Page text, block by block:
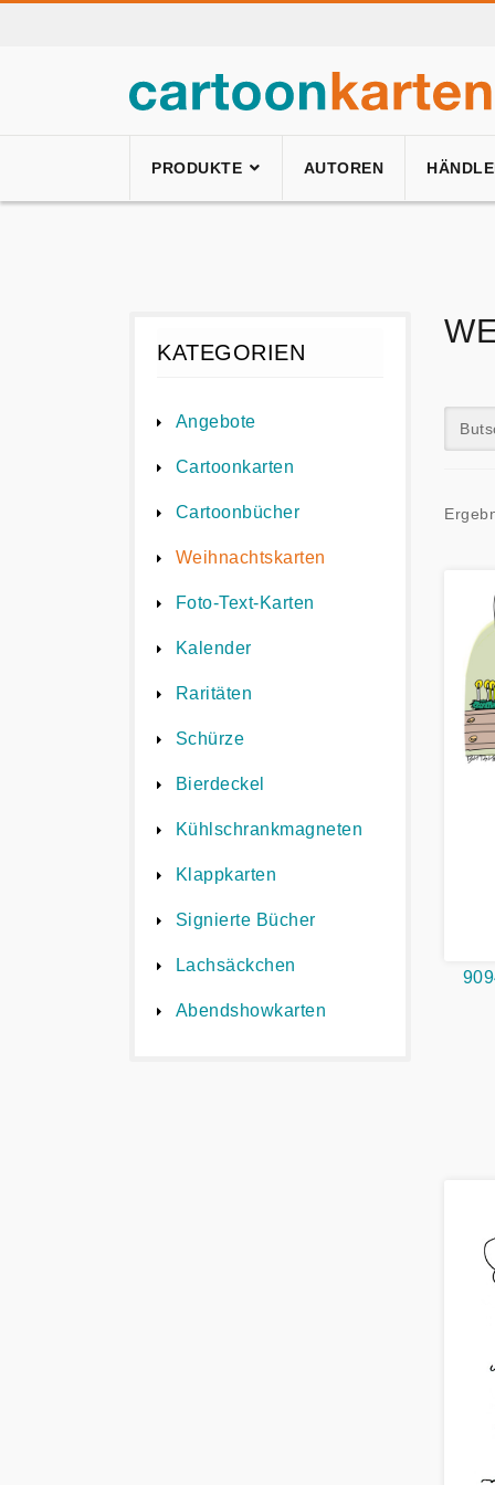
PRODUKTE AUTOREN
KATEGORIEN
Angebote
Cartoonkarten
Cartoonbücher
Weihnachtskarten
Foto-Text-Karten
Kalender
Raritäten
Schürze
Bierdeckel
Kühlschrankmagneten
Klappkarten
Signierte Bücher
Lachsäckchen
Abendshowkarten